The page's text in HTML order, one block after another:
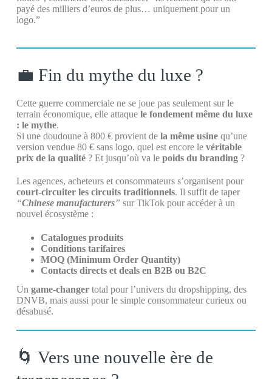
payé des milliers d’euros de plus… uniquement pour un
logo.”
💼 Fin du mythe du luxe ?
Cette guerre commerciale ne se joue pas seulement sur le
terrain économique, elle attaque le fondement même du luxe
: le mythe.
Si une doudoune à 800 € provient de la même usinequ’une
version vendue 80 € sans logo, quel est encore le véritable
prix de la qualité? Et jusqu’où va le poids du branding?
Les agences, acheteurs et consommateurs s’organisent pour
court-circuiter les circuits traditionnels. Il suffit de taper
“Chinese manufacturers” sur TikTok pour accéder à un
nouvel écosystème :
Catalogues produits
Conditions tarifaires
MOQ (Minimum Order Quantity)
Contacts directs et deals en B2B ou B2C
Un game-changertotal pour l’univers du dropshipping, des
DNVB, mais aussi pour le simple consommateur curieux ou
désabusé.
🌀 Vers une nouvelle ère de